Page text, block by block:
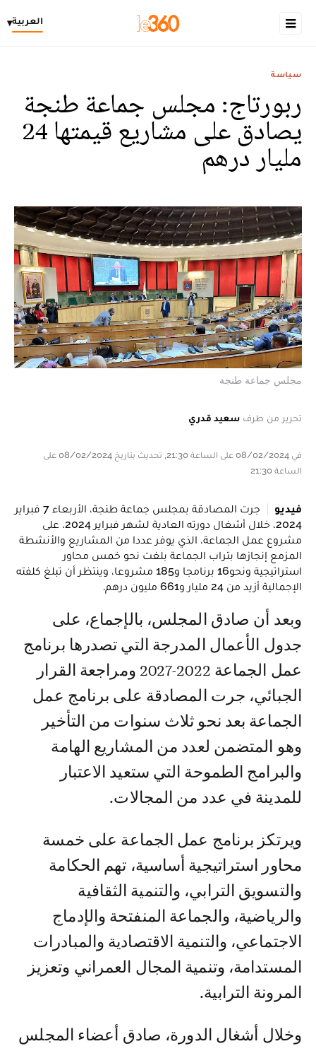
العربية▾
سياسة
ربورتاج: مجلس جماعة طنجة
يصادق على مشاريع قيمتها 24
مليار درهم
مجلس جماعة طنجة
تحرير من طرف سعيد قدري
في 08/02/2024 على الساعة 21:30, تحديث بتاريخ 08/02/2024 على
الساعة 21:30
فيديو
جرت المصادقة بمجلس جماعة طنجة، الأربعاء 7 فبراير
2024، خلال أشغال دورته العادية لشهر فبراير 2024، على
مشروع عمل الجماعة، الذي يوفر عددا من المشاريع والأنشطة
المزمع إنجازها بتراب الجماعة بلغت نحو خمس محاور
استراتيجية ونحو16 برنامجا و185 مشروعا، وينتظر أن تبلغ كلفته
الإجمالية أزيد من 24 مليار و661 مليون درهم.
وبعد أن صادق المجلس، بالإجماع، على
جدول الأعمال المدرجة التي تصدرها برنامج
عمل الجماعة 2022-2027 ومراجعة القرار
الجبائي، جرت المصادقة على برنامج عمل
الجماعة بعد نحو ثلاث سنوات من التأخير
وهو المتضمن لعدد من المشاريع الهامة
والبرامج الطموحة التي ستعيد الاعتبار
للمدينة في عدد من المجالات.
ويرتكز برنامج عمل الجماعة على خمسة
محاور استراتيجية أساسية، تهم الحكامة
والتسويق الترابي، والتنمية الثقافية
والرياضية، والجماعة المنفتحة والإدماج
الاجتماعي، والتنمية الاقتصادية والمبادرات
المستدامة، وتنمية المجال العمراني وتعزيز
المرونة الترابية.
وخلال أشغال الدورة، صادق أعضاء المجلس